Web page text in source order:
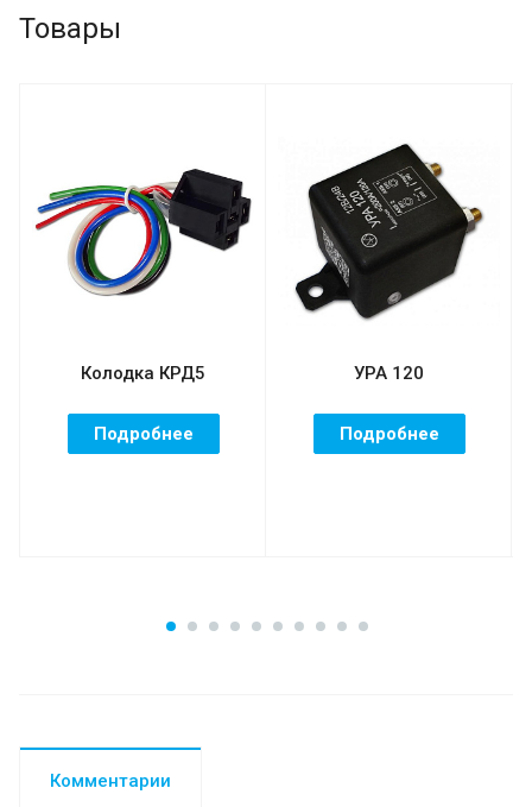
Товары
Колодка КРД5
Подробнее
УРА 120
Подробнее
Комментарии